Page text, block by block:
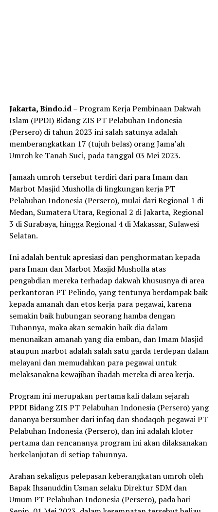
Jakarta, Bindo.id– Program Kerja Pembinaan Dakwah
Islam (PPDI) Bidang ZIS PT Pelabuhan Indonesia
(Persero) di tahun 2023 ini salah satunya adalah
memberangkatkan 17 (tujuh belas) orang Jama’ah
Umroh ke Tanah Suci, pada tanggal 03 Mei 2023.
Jamaah umroh tersebut terdiri dari para Imam dan
Marbot Masjid Musholla di lingkungan kerja PT
Pelabuhan Indonesia (Persero), mulai dari Regional 1 di
Medan, Sumatera Utara, Regional 2 di Jakarta, Regional
3 di Surabaya, hingga Regional 4 di Makassar, Sulawesi
Selatan.
Ini adalah bentuk apresiasi dan penghormatan kepada
para Imam dan Marbot Masjid Musholla atas
pengabdian mereka terhadap dakwah khususnya di area
perkantoran PT Pelindo, yang tentunya berdampak baik
kepada amanah dan etos kerja para pegawai, karena
semakin baik hubungan seorang hamba dengan
Tuhannya, maka akan semakin baik dia dalam
menunaikan amanah yang dia emban, dan Imam Masjid
ataupun marbot adalah salah satu garda terdepan dalam
melayani dan memudahkan para pegawai untuk
melaksanakna kewajiban ibadah mereka di area kerja.
Program ini merupakan pertama kali dalam sejarah
PPDI Bidang ZIS PT Pelabuhan Indonesia (Persero) yang
dananya bersumber dari infaq dan shodaqoh pegawai PT
Pelabuhan Indonesia (Persero), dan ini adalah kloter
pertama dan rencananya program ini akan dilaksanakan
berkelanjutan di setiap tahunnya.
Arahan sekaligus pelepasan keberangkatan umroh oleh
Bapak Ihsanuddin Usman selaku Direktur SDM dan
Umum PT Pelabuhan Indonesia (Persero), pada hari